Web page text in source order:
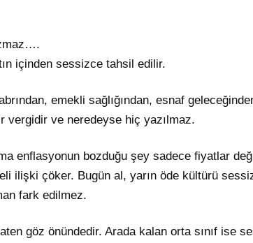
içinden sessizce tahsil edilir.
emekli sağlığından, esnaf
vergidir ve neredeyse hiç yazılmaz.
enflasyonun bozduğu şey sadece fiyatlar
ilişki çöker. Bugün al, yarın öde kültürü
fark edilmez.
göz önündedir. Arada kalan orta sınıf ise